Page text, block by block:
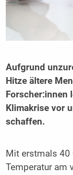
Aufgrund
Hitze ältere
Forscher:innen
Klimakrise vor
schaffen.
Mit erstmals 40
Temperatur am